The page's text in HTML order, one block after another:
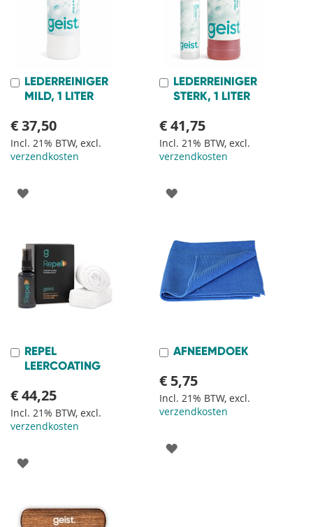
LEDERREINIGER
MILD, 1 LITER
€ 37,50
Incl. 21% BTW, excl.
verzendkosten
In
Winkelwagen
VOEG
AAN
VERLANGLIJST
LEDERREINIGER
STERK, 1 LITER
€ 41,75
Incl. 21% BTW, excl.
verzendkosten
In
Winkelwagen
VOEG
AAN
VERLANGLIJST
REPEL
LEERCOATING
€ 44,25
Incl. 21% BTW, excl.
verzendkosten
In
Winkelwagen
VOEG
AAN
AFNEEMDOEK
€ 5,75
Incl. 21% BTW, excl.
verzendkosten
In
VOEG